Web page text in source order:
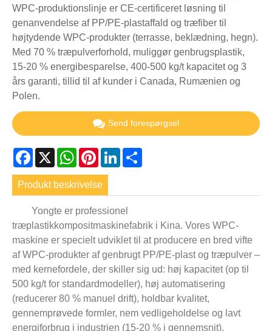
WPC-produktionslinje er CE-certificeret løsning til
genanvendelse af PP/PE-plastaffald og træfiber til
højtydende WPC-produkter (terrasse, beklædning, hegn).
Med 70 % træpulverforhold, muliggør genbrugsplastik,
15-20 % energibesparelse, 400-500 kg/t kapacitet og 3
års garanti, tillid til af kunder i Canada, Rumænien og
Polen.
Send forespørgsel
Facebook
X WhatsApp
PinterestLinkedIn
Produkt beskrivelse
Yongte er professionel
træplastikkompositmaskinefabrik i Kina. Vores WPC-
maskine er specielt udviklet til at producere en bred vifte
af WPC-produkter af genbrugt PP/PE-plast og træpulver –
med kernefordele, der skiller sig ud: høj kapacitet (op til
500 kg/t for standardmodeller), høj automatisering
(reducerer 80 % manuel drift), holdbar kvalitet,
gennemprøvede formler, nem vedligeholdelse og lavt
energiforbrug i industrien (15-20 % i gennemsnit).